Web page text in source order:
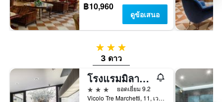
฿10,960
ดูข้อเสนอ
3 ดาว
3 ดาว
โรงแรมมิลาโน และสปา
3 ดาว
ยอดเยี่ยม 9.2
Vicolo Tre Marchetti, 11, เวโรนา, เวเนโต, อิตาลี